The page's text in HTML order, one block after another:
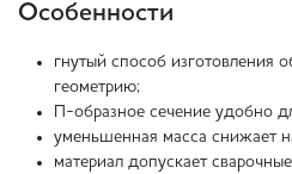
Особенности
гнутый способ изготовления
геометрию;
П-образное сечение удобно
уменьшенная масса снижает
материал допускает